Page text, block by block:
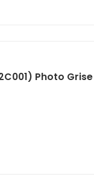
Photo Grise